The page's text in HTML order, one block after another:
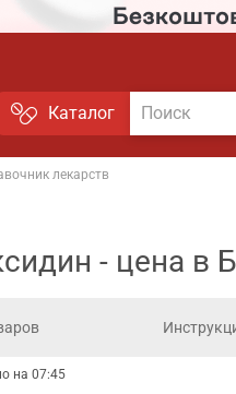
Каталог
лекарств
- цена в
на 07:45